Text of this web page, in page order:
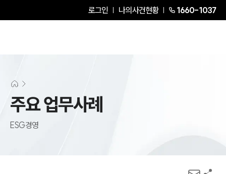
로그인 나의사건현황 1660-1037
주요 업무사례
ESG경영